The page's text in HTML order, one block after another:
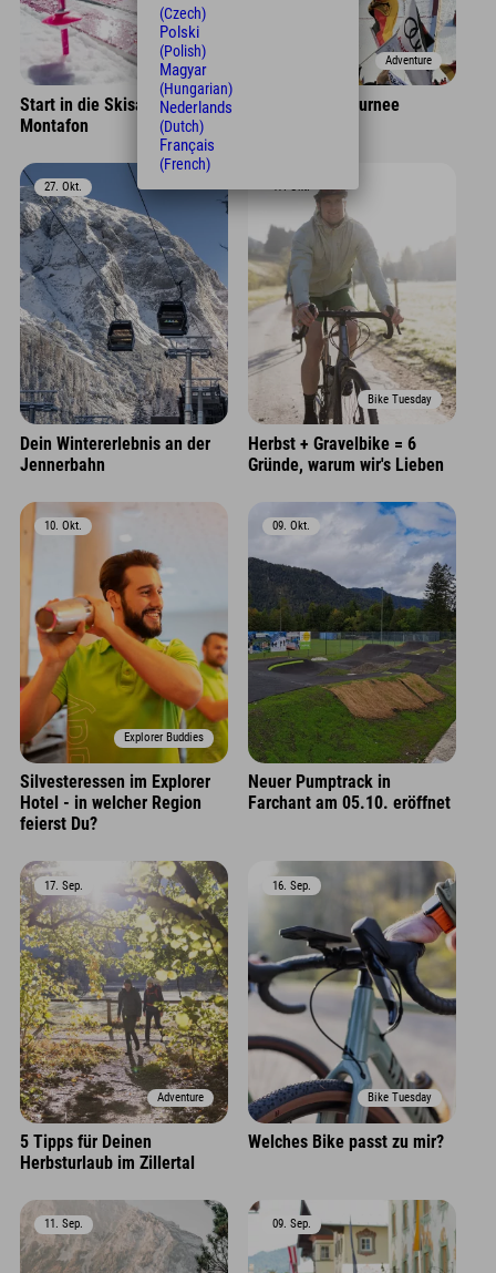
Adventure
Start in die Skisaison im
Montafon
Adventure
Vierschanzentournee
27. Okt.
Dein Wintererlebnis an der
Jennerbahn
Bike Tuesday
17. Okt.
Herbst + Gravelbike = 6
Gründe, warum wir's Lieben
Explorer Buddies
10. Okt.
Silvesteressen im Explorer
Hotel - in welcher Region
feierst Du?
09. Okt.
Neuer Pumptrack in
Farchant am 05.10. eröffnet
Adventure
17. Sep.
5 Tipps für Deinen
Herbsturlaub im Zillertal
Bike Tuesday
16. Sep.
Welches Bike passt zu mir?
11. Sep. 09. Sep.
(Czech)
Polski
(Polish)
Magyar
(Hungarian)
Nederlands
(Dutch)
Français
(French)